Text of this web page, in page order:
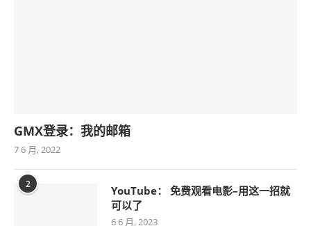
GMX登录：我的邮箱
7 6 月, 2022
2
YouTube： 免费观看电影–用这一招就
可以了
6 6 月, 2023